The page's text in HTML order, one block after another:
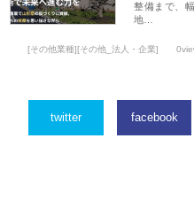
整備まで、
地…
[その他業種][その他_法人・企業]
twitter facebook